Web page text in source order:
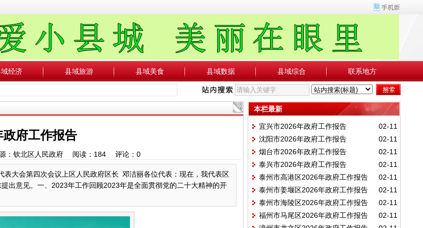
经济 县域旅游 县域美食 县域数据 县域综合 联系地方
府工作报告
钦北区人民政府 阅读： 184评论： 0
大会第四次会议上区人民政府区长 邓洁丽各位代表：现在，我代表区
出意见。一、2023年工作回顾2023年是全面贯彻党的二十大精神的开
本栏最新
02-11
宜兴市2026年政府工作报告
02-11
沈阳市2026年政府工作报告
02-11
烟台市2026年政府工作报告
02-11
泰兴市2026年政府工作报告
02-11
泰州市高港区2026年政府工作报告
02-11
泰州市姜堰区2026年政府工作报告
02-11
泰州市海陵区2026年政府工作报告
02-11
福州市马尾区2026年政府工作报告